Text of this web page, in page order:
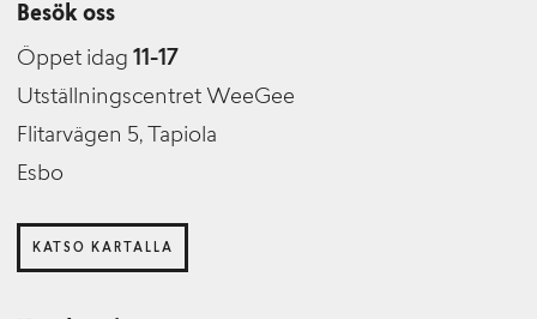
Besök oss
Öppet idag 11-17
Utställningscentret WeeGee
Flitarvägen 5, Tapiola
Esbo
KATSO KARTALLA